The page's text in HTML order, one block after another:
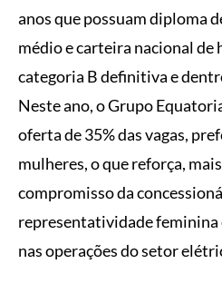
anos que possuam diploma
médio e carteira nacional de
categoria B definitiva e
Neste ano, o Grupo
oferta de 35% das vagas,
mulheres, o que reforça,
compromisso da
representatividade feminina
nas operações do setor